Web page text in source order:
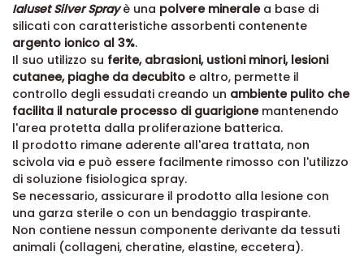
Ialuset Silver Sprayè una polvere mineralea base di
silicati con caratteristiche assorbenti contenente
argento ionico al 3%.
Il suo utilizzo su ferite, abrasioni, ustioni minori, lesioni
cutanee, piaghe da decubito e altro, permette il
controllo degli essudati creando un ambiente pulito che
facilita il naturale processo di guarigionemantenendo
l'area protetta dalla proliferazione batterica.
Il prodotto rimane aderente all'area trattata, non
scivola via e può essere facilmente rimosso con l'utilizzo
di soluzione fisiologica spray.
Se necessario, assicurare il prodotto alla lesione con
una garza sterile o con un bendaggio traspirante.
Non contiene nessun componente derivante da tessuti
animali (collageni, cheratine, elastine, eccetera).